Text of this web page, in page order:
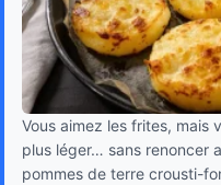
Vous aimez les frites, mais
plus léger… sans renoncer
pommes de terre crousti-